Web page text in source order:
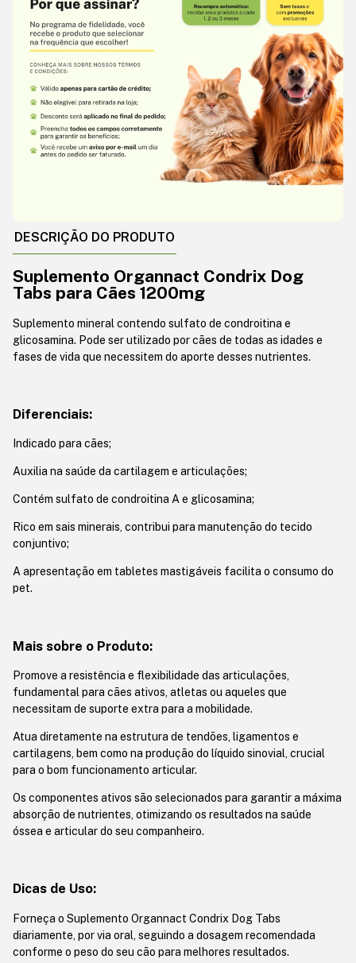
DESCRIÇÃO DO PRODUTO
Suplemento Organnact Condrix Dog
Tabs para Cães 1200mg
Suplemento mineral contendo sulfato de condroitina e
glicosamina. Pode ser utilizado por cães de todas as idades e
fases de vida que necessitem do aporte desses nutrientes.
Diferenciais:
Indicado para cães;
Auxilia na saúde da cartilagem e articulações;
Contém sulfato de condroitina A e glicosamina;
Rico em sais minerais, contribui para manutenção do tecido
conjuntivo;
A apresentação em tabletes mastigáveis facilita o consumo do
pet.
Mais sobre o Produto:
Promove a resistência e flexibilidade das articulações,
fundamental para cães ativos, atletas ou aqueles que
necessitam de suporte extra para a mobilidade.
Atua diretamente na estrutura de tendões, ligamentos e
cartilagens, bem como na produção do líquido sinovial, crucial
para o bom funcionamento articular.
Os componentes ativos são selecionados para garantir a máxima
absorção de nutrientes, otimizando os resultados na saúde
óssea e articular do seu companheiro.
Dicas de Uso:
Forneça o Suplemento Organnact Condrix Dog Tabs
diariamente, por via oral, seguindo a dosagem recomendada
conforme o peso do seu cão para melhores resultados.